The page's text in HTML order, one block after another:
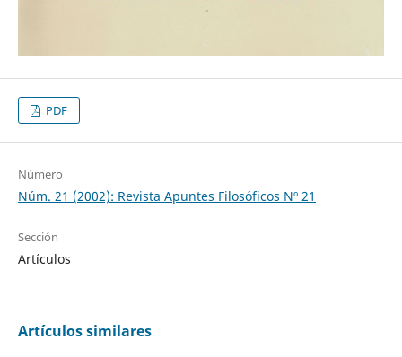
PDF
Número
Núm. 21 (2002): Revista Apuntes Filosóficos Nº 21
Sección
Artículos
Artículos similares